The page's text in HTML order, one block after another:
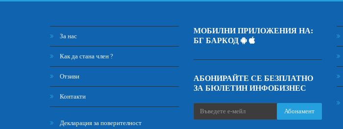
За нас
Как да стана член ?
Отзиви
Контакти
Декларация за поверителност
МОБИЛНИ ПРИЛОЖЕНИЯ НА:
БГ БАРКОД
АБОНИРАЙТЕ СЕ БЕЗПЛАТНО
ЗА БЮЛЕТИН ИНФОБИЗНЕС
Абонамент